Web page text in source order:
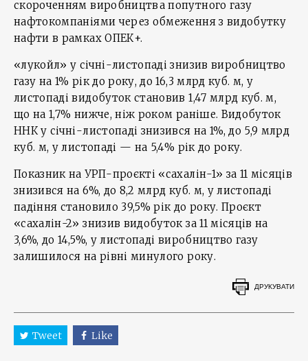
скороченням виробництва попутного газу
нафтокомпаніями через обмеження з видобутку
нафти в рамках ОПЕК+.
«лукойл» у січні-листопаді знизив виробництво
газу на 1% рік до року, до 16,3 млрд куб. м, у
листопаді видобуток становив 1,47 млрд куб. м,
що на 1,7% нижче, ніж роком раніше. Видобуток
ННК у січні-листопаді знизився на 1%, до 5,9 млрд
куб. м, у листопаді — на 5,4% рік до року.
Показник на УРП-проєкті «сахалін-1» за 11 місяців
знизився на 6%, до 8,2 млрд куб. м, у листопаді
падіння становило 39,5% рік до року. Проєкт
«сахалін-2» знизив видобуток за 11 місяців на
3,6%, до 14,5%, у листопаді виробництво газу
залишилося на рівні минулого року.
ДРУКУВАТИ
Tweet Like